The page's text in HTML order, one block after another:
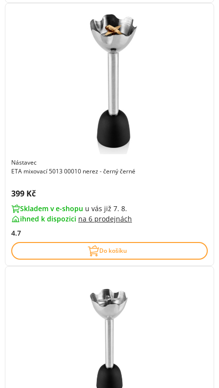
Nástavec
ETA mixovací 5013 00010 nerez - černý černé
Cena s DPH:
399 Kč
Skladem v e-shopu u vás již 7. 8.
ihned k dispozici na 6 prodejnách
4.7
Do košíku